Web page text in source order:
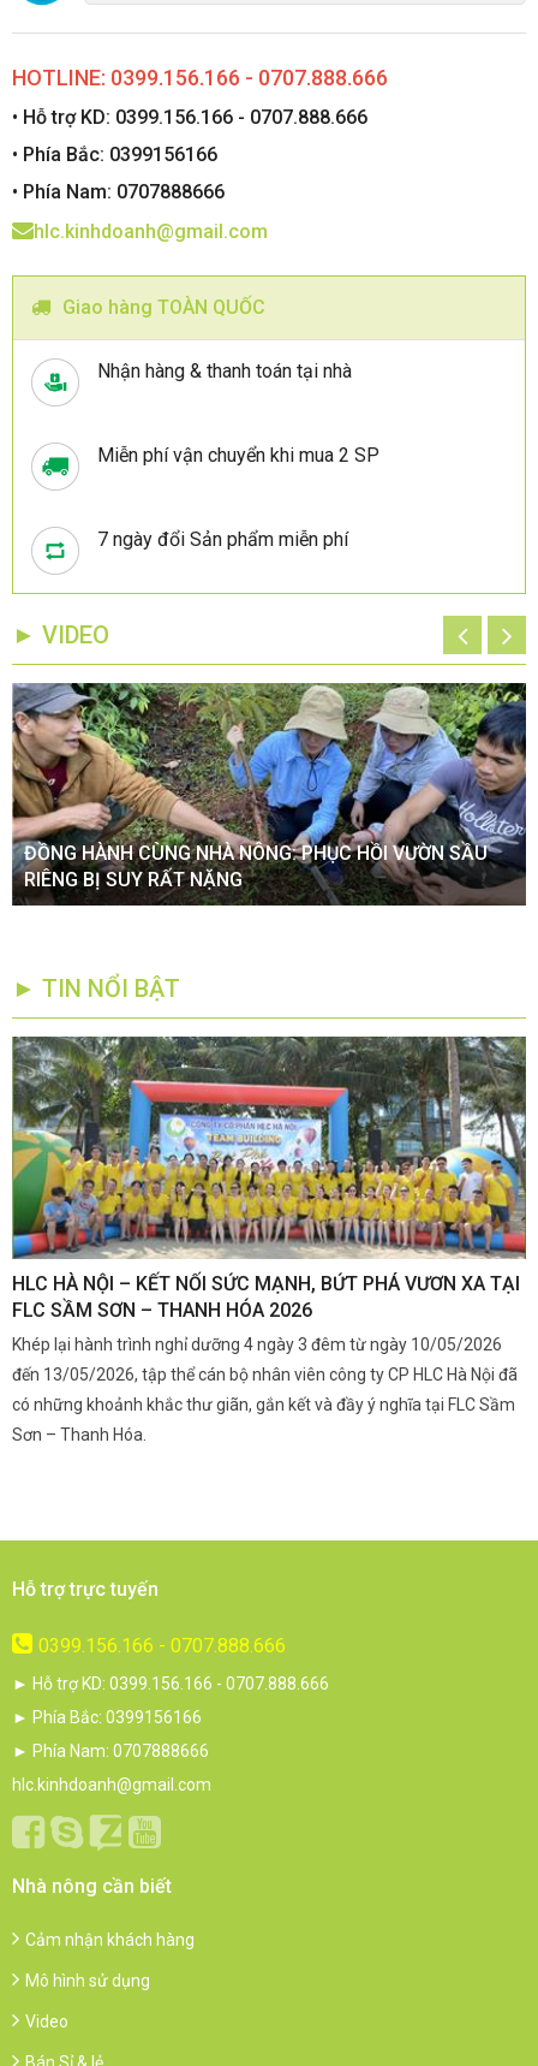
HOTLINE: 0399.156.166 - 0707.888.666
• Hỗ trợ KD: 0399.156.166 - 0707.888.666
• Phía Bắc: 0399156166
• Phía Nam: 0707888666
hlc.kinhdoanh@gmail.com
Giao hàng TOÀN QUỐC
Nhận hàng & thanh toán tại nhà
Miễn phí vận chuyển khi mua 2 SP
7 ngày đổi Sản phẩm miễn phí
► VIDEO
ĐỒNG HÀNH CÙNG NHÀ NÔNG: PHỤC HỒI VƯỜN SẦU
RIÊNG BỊ SUY RẤT NẶNG
► TIN NỔI BẬT
HLC HÀ NỘI – KẾT NỐI SỨC MẠNH, BỨT PHÁ VƯƠN XA TẠI
FLC SẦM SƠN – THANH HÓA 2026
Khép lại hành trình nghỉ dưỡng 4 ngày 3 đêm từ ngày 10/05/2026
đến 13/05/2026, tập thể cán bộ nhân viên công ty CP HLC Hà Nội đã
có những khoảnh khắc thư giãn, gắn kết và đầy ý nghĩa tại FLC Sầm
Sơn – Thanh Hóa.
Hỗ trợ trực tuyến
0399.156.166 - 0707.888.666
► Hỗ trợ KD: 0399.156.166 - 0707.888.666
► Phía Bắc: 0399156166
► Phía Nam: 0707888666
hlc.kinhdoanh@gmail.com
Nhà nông cần biết
Cảm nhận khách hàng
Mô hình sử dụng
Video